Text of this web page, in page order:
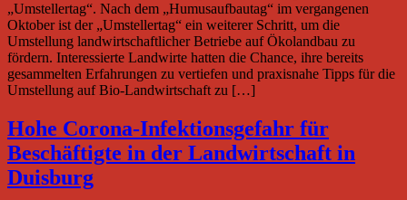
„Umstellertag“. Nach dem „Humusaufbautag“ im vergangenen
Oktober ist der „Umstellertag“ ein weiterer Schritt, um die
Umstellung landwirtschaftlicher Betriebe auf Ökolandbau zu
fördern. Interessierte Landwirte hatten die Chance, ihre bereits
gesammelten Erfahrungen zu vertiefen und praxisnahe Tipps für die
Umstellung auf Bio-Landwirtschaft zu […]
Hohe Corona-Infektionsgefahr für
Beschäftigte in der Landwirtschaft in
Duisburg